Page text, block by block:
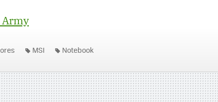
Army
MSI Notebook